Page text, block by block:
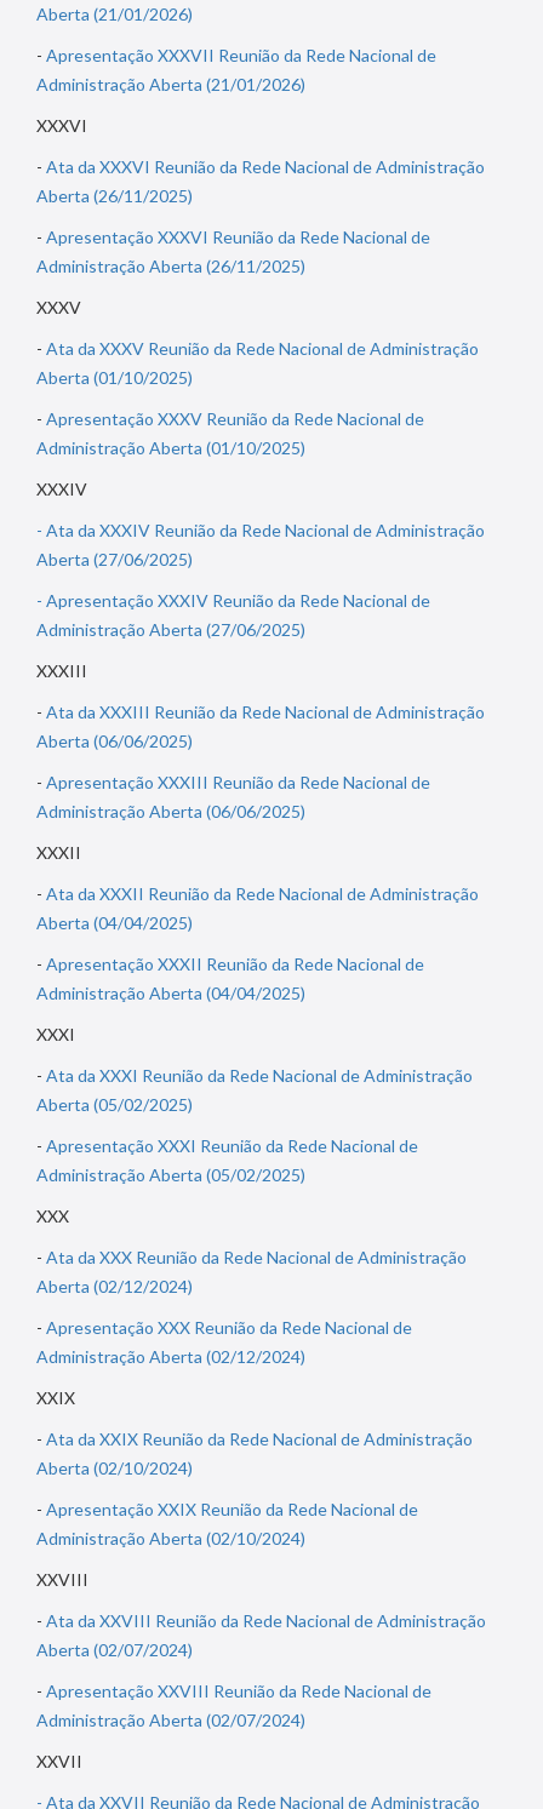
Aberta (21/01/2026)
- Apresentação XXXVII Reunião da Rede Nacional de
Administração Aberta (21/01/2026)
XXXVI
- Ata da XXXVI Reunião da Rede Nacional de Administração
Aberta (26/11/2025)
- Apresentação XXXVI Reunião da Rede Nacional de
Administração Aberta (26/11/2025)
XXXV
- Ata da XXXV Reunião da Rede Nacional de Administração
Aberta (01/10/2025)
- Apresentação XXXV Reunião da Rede Nacional de
Administração Aberta (01/10/2025)
XXXIV
- Ata da XXXIV Reunião da Rede Nacional de Administração
Aberta (27/06/2025)
- Apresentação XXXIV Reunião da Rede Nacional de
Administração Aberta (27/06/2025)
XXXIII
- Ata da XXXIII Reunião da Rede Nacional de Administração
Aberta (06/06/2025)
- Apresentação XXXIII Reunião da Rede Nacional de
Administração Aberta (06/06/2025)
XXXII
- Ata da XXXII Reunião da Rede Nacional de Administração
Aberta (04/04/2025)
- Apresentação XXXII Reunião da Rede Nacional de
Administração Aberta (04/04/2025)
XXXI
- Ata da XXXI Reunião da Rede Nacional de Administração
Aberta (05/02/2025)
- Apresentação XXXI Reunião da Rede Nacional de
Administração Aberta (05/02/2025)
XXX
- Ata da XXX Reunião da Rede Nacional de Administração
Aberta (02/12/2024)
- Apresentação XXX Reunião da Rede Nacional de
Administração Aberta (02/12/2024)
XXIX
- Ata da XXIX Reunião da Rede Nacional de Administração
Aberta (02/10/2024)
- Apresentação XXIX Reunião da Rede Nacional de
Administração Aberta (02/10/2024)
XXVIII
- Ata da XXVIII Reunião da Rede Nacional de Administração
Aberta (02/07/2024)
- Apresentação XXVIII Reunião da Rede Nacional de
Administração Aberta (02/07/2024)
XXVII
- Ata da XXVII Reunião da Rede Nacional de Administração